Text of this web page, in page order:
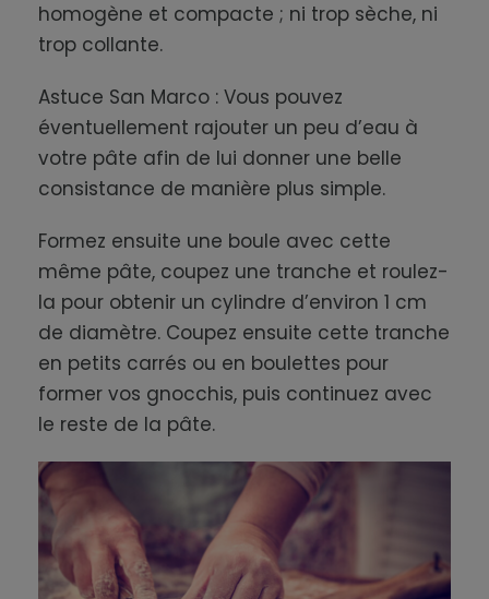
homogène et compacte ; ni trop sèche, ni
trop collante.
Astuce San Marco : Vous pouvez
éventuellement rajouter un peu d’eau à
votre pâte afin de lui donner une belle
consistance de manière plus simple.
Formez ensuite une boule avec cette
même pâte, coupez une tranche et roulez-
la pour obtenir un cylindre d’environ 1 cm
de diamètre. Coupez ensuite cette tranche
en petits carrés ou en boulettes pour
former vos gnocchis, puis continuez avec
le reste de la pâte.